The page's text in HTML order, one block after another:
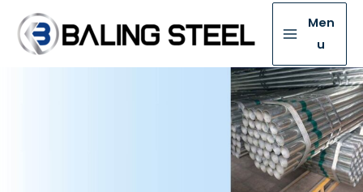
Men
u